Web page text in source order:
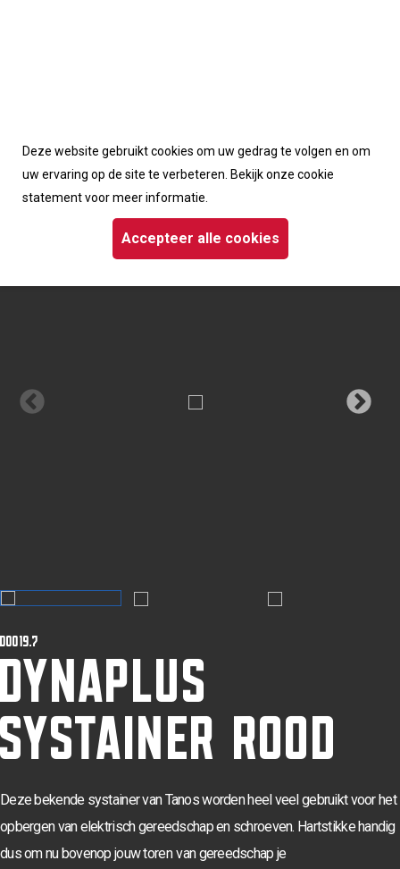
Fanshop / Dynaplus systainer rood
D0019.7
DYNAPLUS
SYSTAINER ROOD
Deze bekende systainervanTanosworden heel veel gebruikt voor het
opbergen van elektrisch gereedschap en schroeven. Hartstikke handig
dus om nu bovenop jouw toren van gereedschap je
Deze website gebruikt cookies om uw gedrag te volgen en om
uw ervaring op de site te verbeteren. Bekijk onze cookie
statement voor meer informatie.
Accepteer alle cookies